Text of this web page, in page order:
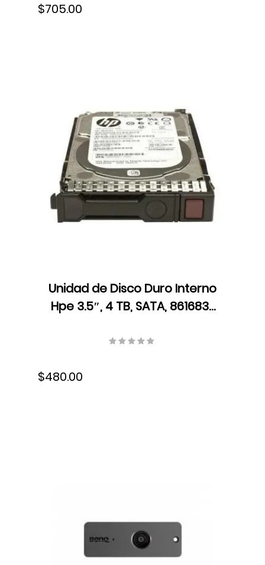
ppm, Bandeja 250 hojas,
$705.00
Unidad de Disco Duro Interno
Hpe 3.5″, 4 TB, SATA, 861683-
$480.00